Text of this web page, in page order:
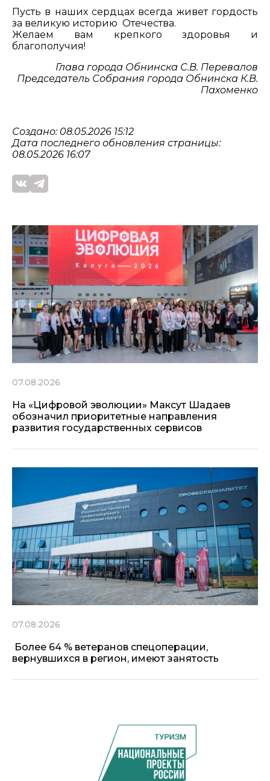
Пусть в наших сердцах всегда живет гордость
за великую историю Отечества.
Желаем вам крепкого здоровья и
благополучия!
Глава города Обнинска С.В. Перевалов
Председатель Собрания города Обнинска К.В.
Пахоменко
Создано: 08.05.2026 15:12
Дата последнего обновления страницы:
08.05.2026 16:07
07.08.2026
На «Цифровой эволюции» Максут Шадаев
обозначил приоритетные направления
развития государственных сервисов
07.08.2026
Более 64 % ветеранов спецоперации,
вернувшихся в регион, имеют занятость